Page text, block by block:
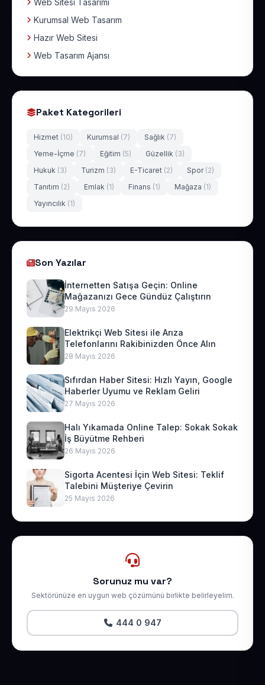
Web Sitesi Tasarımı
Kurumsal Web Tasarım
Hazır Web Sitesi
Web Tasarım Ajansı
Paket Kategorileri
Hizmet (10) Kurumsal (7) Sağlık (7)
Yeme-İçme (7) Eğitim (5) Güzellik (3)
Hukuk (3) Turizm (3) E-Ticaret (2) Spor (2)
Tanıtım (2) Emlak (1) Finans (1) Mağaza (1)
Yayıncılık (1)
Son Yazılar
İnternetten Satışa Geçin: Online
Mağazanızı Gece Gündüz Çalıştırın
29 Mayıs 2026
Elektrikçi Web Sitesi ile Arıza
Telefonlarını Rakibinizden Önce Alın
28 Mayıs 2026
Sıfırdan Haber Sitesi: Hızlı Yayın, Google
Haberler Uyumu ve Reklam Geliri
27 Mayıs 2026
Halı Yıkamada Online Talep: Sokak Sokak
İş Büyütme Rehberi
26 Mayıs 2026
Sigorta Acentesi İçin Web Sitesi: Teklif
Talebini Müşteriye Çevirin
25 Mayıs 2026
Sorunuz mu var?
Sektörünüze en uygun web çözümünü birlikte belirleyelim.
444 0 947